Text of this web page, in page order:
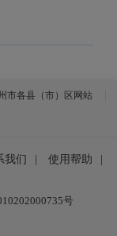
市各县（市）区网站
我们 使用帮助
号